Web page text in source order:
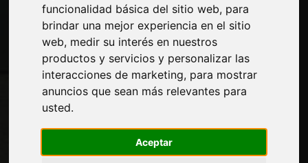
funcionalidad básica del sitio web, para
brindar una mejor experiencia en el sitio
web, medir su interés en nuestros
productos y servicios y personalizar las
interacciones de marketing, para mostrar
anuncios que sean más relevantes para
usted.
Aceptar
Manténgase al día
No se pierda las últimas noticias del sector,
las novedades de las empresas, los
productos, las tecnologías innovadoras y
las ferias. Suscríbase al boletín de noticias!